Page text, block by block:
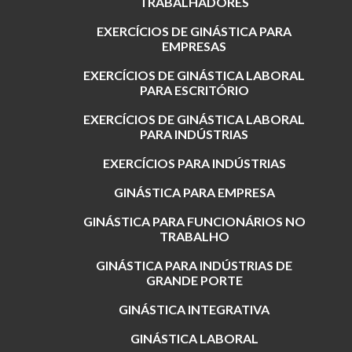
EXERCÍCIOS DE GINÁSTICA PARA
EMPRESAS
EXERCÍCIOS DE GINÁSTICA LABORAL
PARA ESCRITÓRIO
EXERCÍCIOS DE GINÁSTICA LABORAL
PARA INDÚSTRIAS
EXERCÍCIOS PARA INDÚSTRIAS
GINÁSTICA PARA EMPRESA
GINÁSTICA PARA FUNCIONÁRIOS NO
TRABALHO
GINÁSTICA PARA INDÚSTRIAS DE
GRANDE PORTE
GINÁSTICA INTEGRATIVA
GINÁSTICA LABORAL